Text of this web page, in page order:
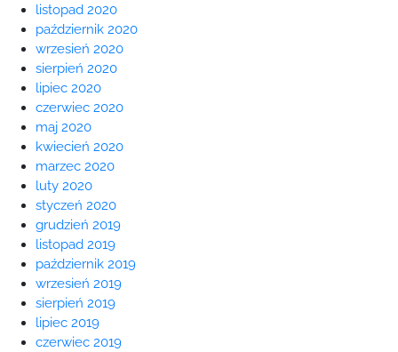
listopad 2020
październik 2020
wrzesień 2020
sierpień 2020
lipiec 2020
czerwiec 2020
maj 2020
kwiecień 2020
marzec 2020
luty 2020
styczeń 2020
grudzień 2019
listopad 2019
październik 2019
wrzesień 2019
sierpień 2019
lipiec 2019
czerwiec 2019